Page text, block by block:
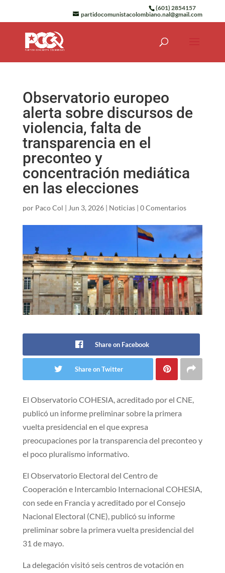
(601) 2854157
partidocomunistacolombiano.nal@gmail.com
Observatorio europeo
alerta sobre discursos de
violencia, falta de
transparencia en el
preconteo y
concentración mediática
en las elecciones
por Paco Col | Jun 3, 2026| Noticias| 0 Comentarios
Share on Facebook
Share on Twitter
El Observatorio COHESIA, acreditado por el CNE,
publicó un informe preliminar sobre la primera
vuelta presidencial en el que expresa
preocupaciones por la transparencia del preconteo y
el poco pluralismo informativo.
El Observatorio Electoral del Centro de
Cooperación e Intercambio Internacional COHESIA,
con sede en Francia y acreditado por el Consejo
Nacional Electoral (CNE), publicó su informe
preliminar sobre la primera vuelta presidencial del
31 de mayo.
La delegación visitó seis centros de votación en